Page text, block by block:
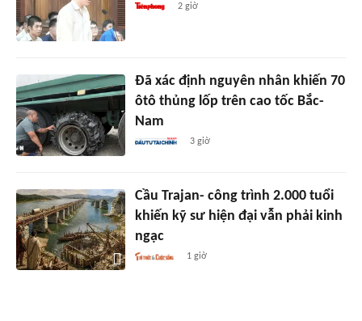
2 giờ
Đã xác định nguyên nhân khiến 70
ôtô thủng lốp trên cao tốc Bắc-
Nam
3 giờ
Cầu Trajan- công trình 2.000 tuổi
khiến kỹ sư hiện đại vẫn phải kinh
ngạc
1 giờ